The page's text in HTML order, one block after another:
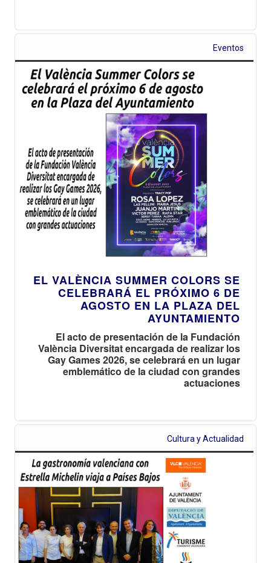
Eventos
EL VALÈNCIA SUMMER COLORS SE
CELEBRARÁ EL PRÓXIMO 6 DE
AGOSTO EN LA PLAZA DEL
AYUNTAMIENTO
El acto de presentación de la Fundación
València Diversitat encargada de realizar los
Gay Games 2026, se celebrará en un lugar
emblemático de la ciudad con grandes
actuaciones
Cultura y Actualidad